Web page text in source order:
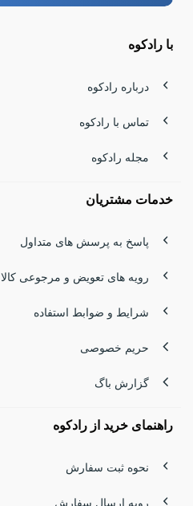
با رادکوه
درباره رادکوه
تماس با رادکوه
مجله رادکوه
خدمات مشتریان
پاسخ به پرسش های متداول
رویه های تعویض و مرجوعی کالا
شرایط و ضوابط استفاده
حریم خصوصی
گزارش باگ
راهنمای خرید از رادکوه
نحوه ثبت سفارش
رویه ارسال سفارش